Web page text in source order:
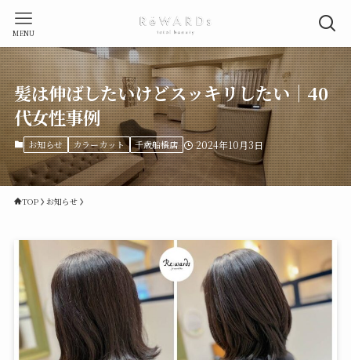
MENU
髪は伸ばしたいけどスッキリしたい｜40
代女性事例
お知らせ カラーカット 千歳船橋店 2024年10月3日
TOP お知らせ